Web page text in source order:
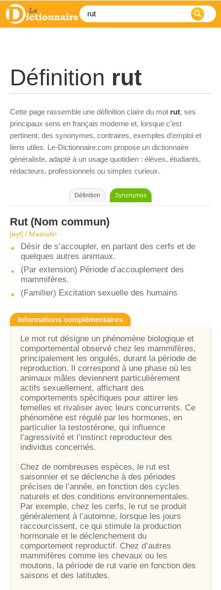
Définition rut
Cette page rassemble une définition claire du mot rut, ses
principaux sens en français moderne et, lorsque c’est
pertinent, des synonymes, contraires, exemples d’emploi et
liens utiles. Le-Dictionnaire.com propose un dictionnaire
généraliste, adapté à un usage quotidien : élèves, étudiants,
rédacteurs, professionnels ou simples curieux.
Définition Synonymes
Rut (Nom commun)
[ʁyt] / Masculin
Désir de s’accoupler, en parlant des cerfs et de
quelques autres animaux.
(Par extension) Période d’accouplement des
mammifères.
(Familier) Excitation sexuelle des humains
Informations complémentaires
Le mot rut désigne un phénomène biologique et
comportemental observé chez les mammifères,
principalement les ongulés, durant la période de
reproduction. Il correspond à une phase où les
animaux mâles deviennent particulièrement
actifs sexuellement, affichant des
comportements spécifiques pour attirer les
femelles et rivaliser avec leurs concurrents. Ce
phénomène est régulé par les hormones, en
particulier la testostérone, qui influence
l’agressivité et l’instinct reproducteur des
individus concernés.
Chez de nombreuses espèces, le rut est
saisonnier et se déclenche à des périodes
précises de l’année, en fonction des cycles
naturels et des conditions environnementales.
Par exemple, chez les cerfs, le rut se produit
généralement à l’automne, lorsque les jours
raccourcissent, ce qui stimule la production
hormonale et le déclenchement du
comportement reproductif. Chez d’autres
mammifères comme les chevaux ou les
moutons, la période de rut varie en fonction des
saisons et des latitudes.